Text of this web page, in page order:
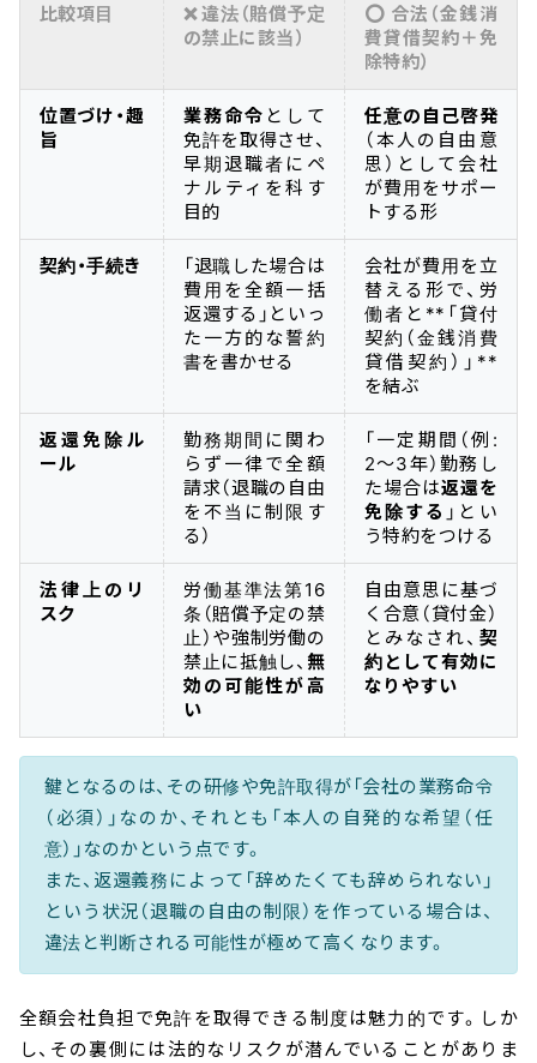
比較項目
❌ 違法（賠償予定
の禁止に該当）
⭕ 合法（金銭消
費貸借契約＋免
除特約）
位置づけ・趣
旨
業務命令 として
免許を取得させ、
早期退職者にペ
ナルティを科す
目的
任意の自己啓発
（本人の自由意
思）として会社
が費用をサポー
トする形
契約・手続き
「退職した場合は
費用を全額一括
返還する」といっ
た一方的な誓約
書を書かせる
会社が費用を立
替える形で、労
働者と**「貸付
契約（金銭消費
貸借契約）」**
を結ぶ
返還免除ル
ール
勤務期間に関わ
らず一律で全額
請求（退職の自由
を不当に制限す
る）
「一定期間（例:
2〜3年）勤務し
た場合は返還を
免除する 」とい
う特約をつける
法律上のリ
スク
労働基準法第16
条（賠償予定の禁
止）や強制労働の
禁止に抵触し、 無
効の可能性が高
い
自由意思に基づ
く合意（貸付金）
とみなされ、 契
約として有効に
なりやすい
鍵となるのは、その研修や免許取得が「会社の業務命令
（必須）」なのか、それとも「本人の自発的な希望（任
意）」なのかという点です。
また、返還義務によって「辞めたくても辞められない」
という状況（退職の自由の制限）を作っている場合は、
違法と判断される可能性が極めて高くなります。
全額会社負担で免許を取得できる制度は魅力的です。しか
し、その裏側には法的なリスクが潜んでいることがありま